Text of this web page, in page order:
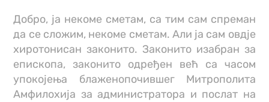
Добро, ја некоме сметам, са тим сам спреман
да се сложим, некоме сметам. Али ја сам овдје
хиротонисан законито. Законито изабран за
епископа, законито одређен већ са часом
упокојења блаженопочившег Митрополита
Амфилохија за администратора и послат на